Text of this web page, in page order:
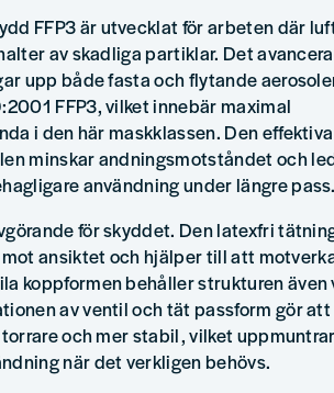
FFP3 är utvecklat för arbeten där
av skadliga partiklar. Det
upp både fasta och flytande
FFP3, vilket innebär maximal
i den här maskklassen. Den effektiva
minskar andningsmotståndet och
användning under längre pass.
för skyddet. Den latexfri
ansiktet och hjälper till att
koppformen behåller strukturen även
av ventil och tät passform gör att
och mer stabil, vilket
när det verkligen behövs.